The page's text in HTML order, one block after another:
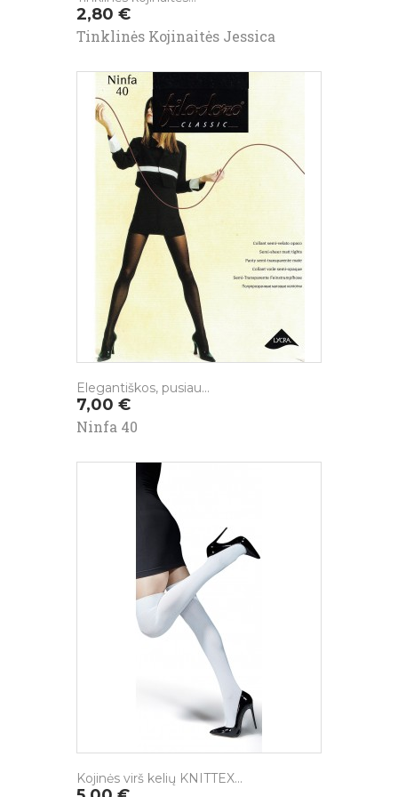
Kaina
2,80 €
Tinklinės Kojinaitės Jessica
Elegantiškos, pusiau...
Kaina
7,00 €
Ninfa 40
Kojinės virš kelių KNITTEX...